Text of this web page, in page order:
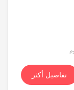
تفاصيل أكثر